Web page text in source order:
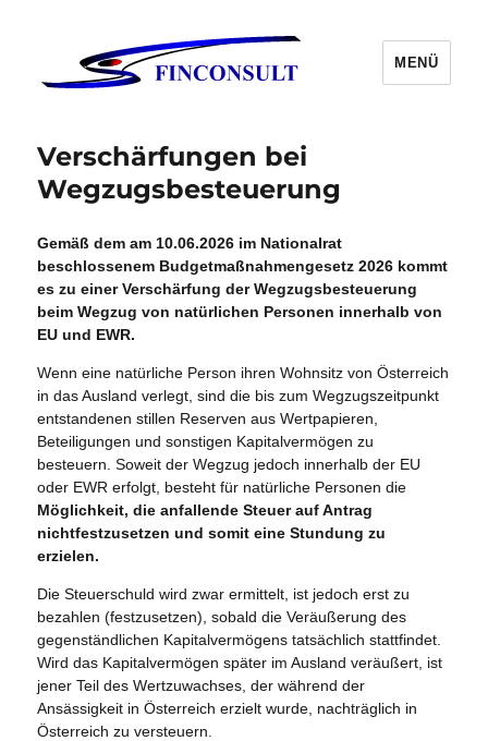
MENÜ
Verschärfungen bei
Wegzugsbesteuerung
Gemäß dem am 10.06.2026 im Nationalrat
beschlossenem Budgetmaßnahmengesetz 2026 kommt
es zu einer Verschärfung der Wegzugsbesteuerung
beim Wegzug von natürlichen Personen innerhalb von
EU und EWR.
Wenn eine natürliche Person ihren Wohnsitz von Österreich
in das Ausland verlegt, sind die bis zum Wegzugszeitpunkt
entstandenen stillen Reserven aus Wertpapieren,
Beteiligungen und sonstigen Kapitalvermögen zu
besteuern. Soweit der Wegzug jedoch innerhalb der EU
oder EWR erfolgt, besteht für natürliche Personen die
Möglichkeit, die anfallende Steuer auf Antrag
nichtfestzusetzen und somit eine Stundung zu
erzielen.
Die Steuerschuld wird zwar ermittelt, ist jedoch erst zu
bezahlen (festzusetzen), sobald die Veräußerung des
gegenständlichen Kapitalvermögens tatsächlich stattfindet.
Wird das Kapitalvermögen später im Ausland veräußert, ist
jener Teil des Wertzuwachses, der während der
Ansässigkeit in Österreich erzielt wurde, nachträglich in
Österreich zu versteuern.